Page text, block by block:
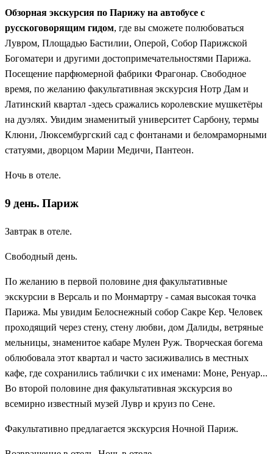
Обзорная экскурсия по Парижу на автобусе с
русскоговорящим гидом, где вы сможете полюбоваться
Лувром, Площадью Бастилии, Оперой, Собор Парижской
Богоматери и другими достопримечательностями Парижа.
Посещение парфюмерной фабрики Фрагонар. Свободное
время, по желанию факультативная экскурсия Нотр Дам и
Латинский квартал -здесь сражались королевские мушкетёры
на дуэлях. Увидим знаменитый университет Сарбону, термы
Клюни, Люксембургский сад с фонтанами и беломраморными
статуями, дворцом Марии Медичи, Пантеон.
Ночь в отеле.
9 день. Париж
Завтрак в отеле.
Свободный день.
По желанию в первой половине дня факультативные
экскурсии в Версаль и по Монмартру - самая высокая точка
Парижа. Мы увидим Белоснежный собор Сакре Кер. Человек
проходящий через стену, стену любви, дом Далиды, ветряные
мельницы, знаменитое кабаре Мулен Руж. Творческая богема
облюбовала этот квартал и часто засиживались в местных
кафе, где сохранились таблички с их именами: Моне, Ренуар...
Во второй половине дня факультативная экскурсия во
всемирно известный музей Лувр и круиз по Сене.
Факультативно предлагается экскурсия Ночной Париж.